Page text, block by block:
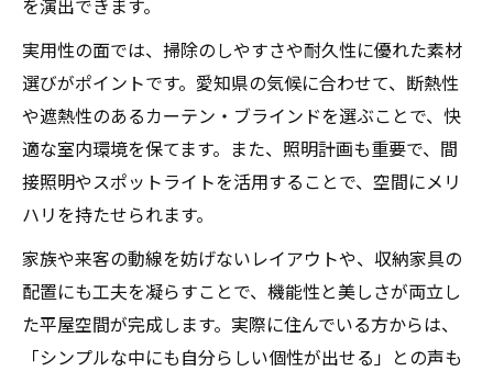
を演出できます。
実用性の面では、掃除のしやすさや耐久性に優れた素材
選びがポイントです。愛知県の気候に合わせて、断熱性
や遮熱性のあるカーテン・ブラインドを選ぶことで、快
適な室内環境を保てます。また、照明計画も重要で、間
接照明やスポットライトを活用することで、空間にメリ
ハリを持たせられます。
家族や来客の動線を妨げないレイアウトや、収納家具の
配置にも工夫を凝らすことで、機能性と美しさが両立し
た平屋空間が完成します。実際に住んでいる方からは、
「シンプルな中にも自分らしい個性が出せる」との声も